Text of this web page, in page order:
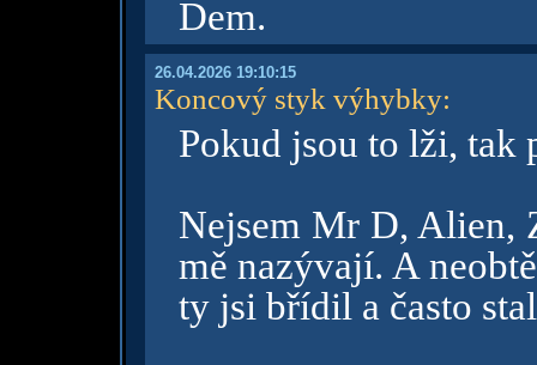
Dem.
26.04.2026 19:10:15
Koncový styk výhybky:
Pokud jsou to lži, tak
Nejsem Mr D, Alien,
mě nazývají. A
ty jsi břídil a často